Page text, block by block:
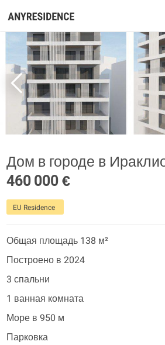
Дом в городе в
460 000 €
EU Residence
Общая площадь 138 м²
Построено в 2024
3 спальни
1 ванная комната
Море в 950 м
Парковка